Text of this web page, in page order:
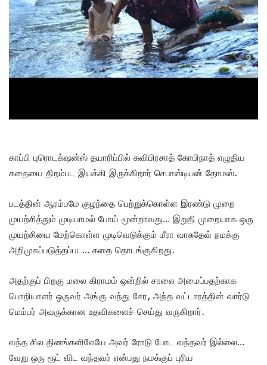
காப்பி புரொடக்‌ஷன்ஸ் தயாரிப்பில் கவிபிரசாத் கோபிநாத் எழுதிய
கதையை திறம்பட இயக்கி இருக்கிறார் செபாஸ்டியன் தோமஸ்.
படத்தின் ஆரம்பமே குழந்தை பெற்றுக்கொள்ள இரண்டு முறை
முயற்சித்தும் முடியாமல் போய் மூன்றாவது… இறுதி முறையாக ஒரு
முயற்சியை மேற்கொள்ள முடிவெடுக்கும் மீரா வாசுதேவ் நமக்கு
அறிமுகப்படுத்தப்பட… கதை தொடங்குகிறது.
அதற்குப் பிறகு மலை கிராமம் ஒன்றில் சாலை அமைப்பதற்காக
பொறியாளர் ஒருவர் அங்கு வந்து சேர, அந்த வட்டாரத்தின் வார்டு
மெம்பர் அவருக்கான உதவிகளைச் செய்து வருகிறார்.
வந்த சில தினங்களிலேயே அவர் ரோடு போட வந்தவர் இல்லை…
வேறு ஒரு ரூட் விட வந்தவர் என்பது நமக்குப் புரிய